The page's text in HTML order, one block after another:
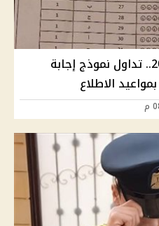
تظلمات الثانوية العامة 2026.. تداول نموذج إجابة
الاطلاع